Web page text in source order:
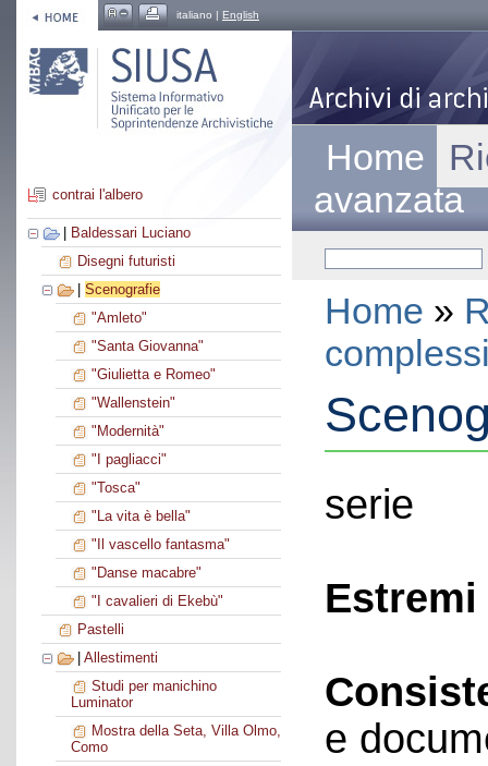
italiano | English
contrai l'albero
Baldessari Luciano
Disegni futuristi
Scenografie
"Amleto"
"Santa Giovanna"
"Giulietta e Romeo"
"Wallenstein"
"Modernità"
"I pagliacci"
"Tosca"
"La vita è bella"
"Il vascello fantasma"
"Danse macabre"
"I cavalieri di Ekebù"
Pastelli
Allestimenti
Studi per manichino
Luminator
Mostra della Seta, Villa Olmo,
Como
Home
avanzata
Home »
serie
e